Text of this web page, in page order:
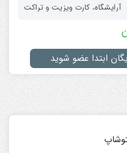
آرایشگاه، کارت ویزیت و تراکت
ابتدا عضو شوید